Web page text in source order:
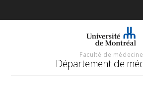
Faculté de médecine
Département de